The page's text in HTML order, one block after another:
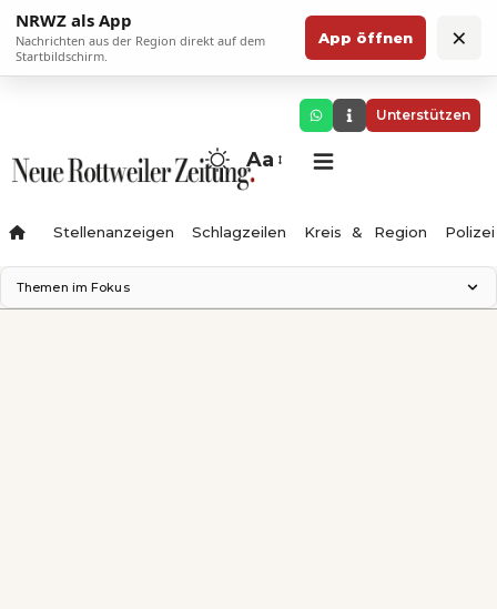
NRWZ als App
Nachrichten aus der Region direkt auf dem
Startbildschirm.
App öffnen ×
Unterstützen
Aa
Stellenanzeigen Schlagzeilen Kreis & Region Polizei
Themen im Fokus